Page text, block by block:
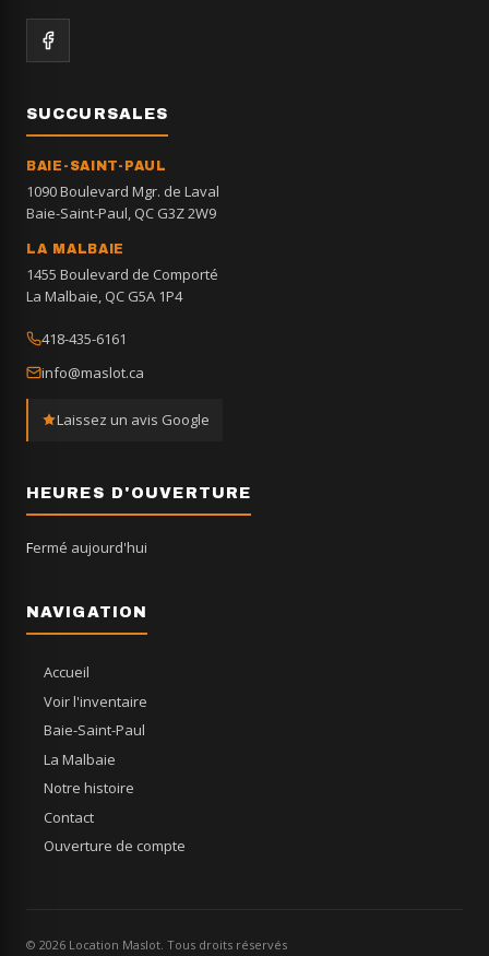
SUCCURSALES
BAIE-SAINT-PAUL
1090 Boulevard Mgr. de Laval
Baie-Saint-Paul, QC G3Z 2W9
LA MALBAIE
1455 Boulevard de Comporté
La Malbaie, QC G5A 1P4
418-435-6161
info@maslot.ca
Laissez un avis Google
HEURES D'OUVERTURE
Fermé aujourd'hui
NAVIGATION
Accueil
Voir l'inventaire
Baie-Saint-Paul
La Malbaie
Notre histoire
Contact
Ouverture de compte
© 2026 Location Maslot. Tous droits réservés